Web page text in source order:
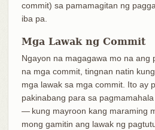
commit) sa pamamagitan ng
iba pa.
Mga Lawak ng Commit
Ngayon na magagawa mo na ang
na mga commit, tingnan natin
mga lawak sa mga commit. Ito ay
pakinabang para sa
— kung mayroon kang maraming
mong gamitin ang lawak ng